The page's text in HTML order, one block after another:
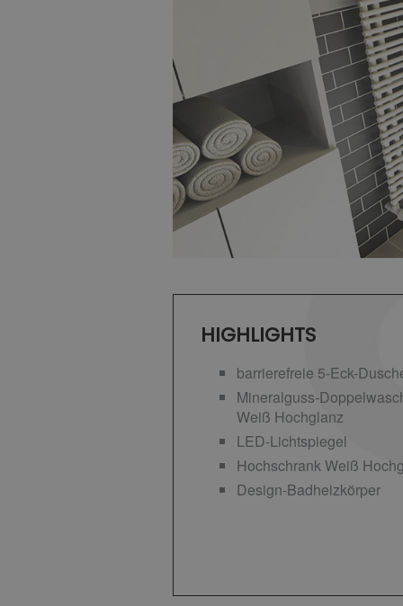
HIGHLIGHTS
barrierefreie 5-Eck-
Mineralguss-
Weiß Hochglanz
LED-Lichtspiegel
Hochschrank Weiß
Design-Badheizkörper